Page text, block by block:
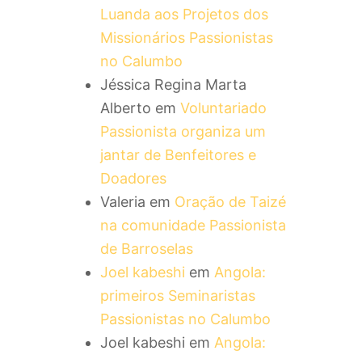
Luanda aos Projetos dos
Missionários Passionistas
no Calumbo
Jéssica Regina Marta
Alberto em Voluntariado
Passionista organiza um
jantar de Benfeitores e
Doadores
Valeria em Oração de Taizé
na comunidade Passionista
de Barroselas
Joel kabeshi em Angola:
primeiros Seminaristas
Passionistas no Calumbo
Joel kabeshi em Angola: